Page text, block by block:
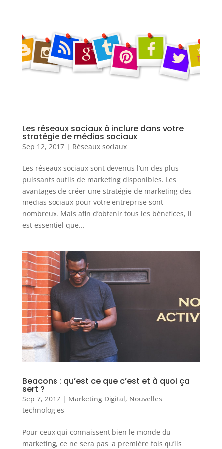
Les réseaux sociaux à inclure dans votre
stratégie de médias sociaux
Sep 12, 2017| Réseaux sociaux
Les réseaux sociaux sont devenus l’un des plus
puissants outils de marketing disponibles. Les
avantages de créer une stratégie de marketing des
médias sociaux pour votre entreprise sont
nombreux. Mais afin d’obtenir tous les bénéfices, il
est essentiel que...
Beacons : qu’est ce que c’est et à quoi ça
sert ?
Sep 7, 2017| Marketing Digital, Nouvelles
technologies
Pour ceux qui connaissent bien le monde du
marketing, ce ne sera pas la première fois qu’ils